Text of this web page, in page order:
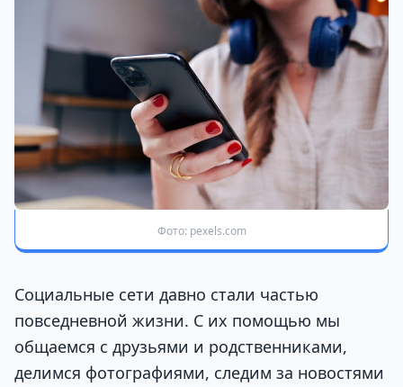
Фото: pexels.com
Социальные сети давно стали частью
повседневной жизни. С их помощью мы
общаемся с друзьями и родственниками,
делимся фотографиями, следим за новостями